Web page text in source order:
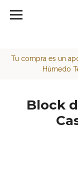
<script>function
Tu compra es un
Húmedo
Block